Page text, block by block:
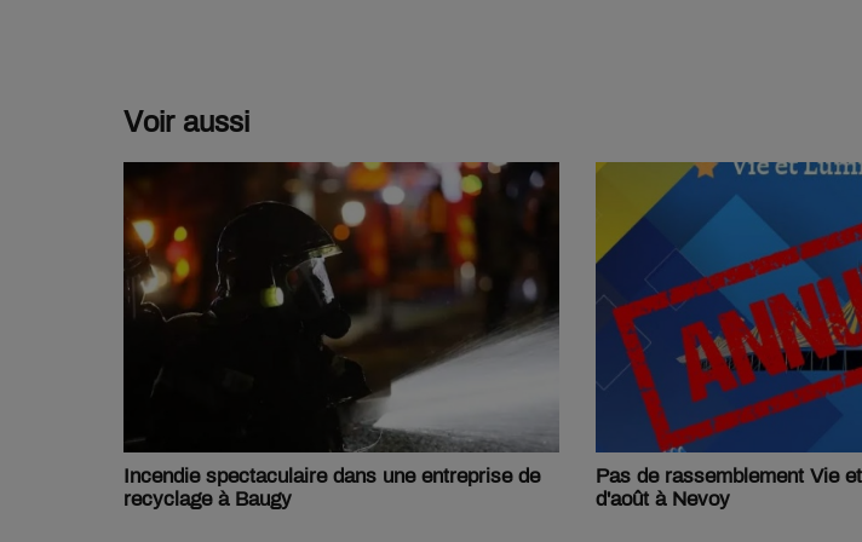
Voir aussi
Incendie spectaculaire dans une entreprise de
recyclage à Baugy
Pas de rassemblement Vie
d'août à Nevoy